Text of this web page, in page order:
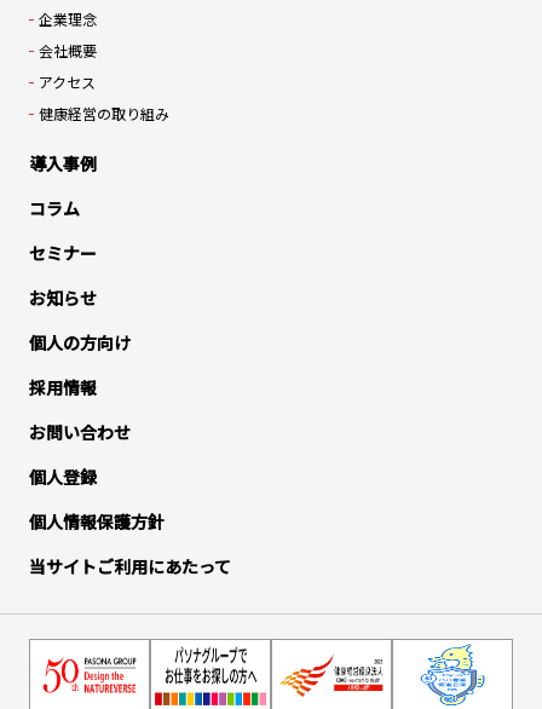
企業理念
会社概要
アクセス
健康経営の取り組み
導入事例
コラム
セミナー
お知らせ
個人の方向け
採用情報
お問い合わせ
個人登録
個人情報保護方針
当サイトご利用にあたって